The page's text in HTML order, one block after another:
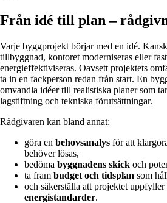
Från idé till plan –
Varje byggprojekt börjar med en idé.
tillbyggnad, kontoret moderniseras eller
energieffektiviseras. Oavsett projektets
ta in en fackperson redan från start. En
omvandla idéer till realistiska planer som
lagstiftning och tekniska förutsättningar.
Rådgivaren kan bland annat:
göra en behovsanalys för att
behöver lösas,
bedöma byggnadens skick och
ta fram budget och tidsplan som
och säkerställa att projektet uppfyller
energistandarder.